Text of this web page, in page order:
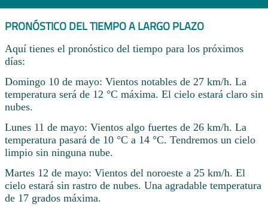
PRONÓSTICO DEL TIEMPO A LARGO PLAZO
Aquí tienes el pronóstico del tiempo para los próximos
días:
Domingo 10 de mayo: Vientos notables de 27 km/h. La
temperatura será de 12 °C máxima. El cielo estará claro sin
nubes.
Lunes 11 de mayo: Vientos algo fuertes de 26 km/h. La
temperatura pasará de 10 °C a 14 °C. Tendremos un cielo
limpio sin ninguna nube.
Martes 12 de mayo: Vientos del noroeste a 25 km/h. El
cielo estará sin rastro de nubes. Una agradable temperatura
de 17 grados máxima.